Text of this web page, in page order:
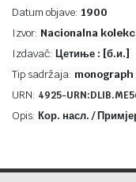
Datum objave: 1900
Izvor: Nacionalna
Izdavač: Цетиње : [б.и.]
Tip sadržaja:
URN: 4925-
Opis: Кор. насл. /